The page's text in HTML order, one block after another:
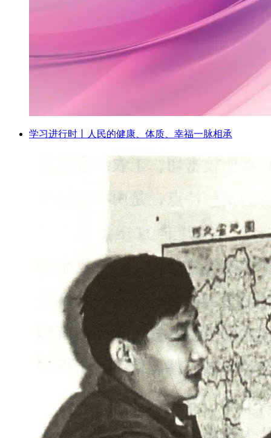
学习进行时丨人民的健康、体质、幸福一脉相承